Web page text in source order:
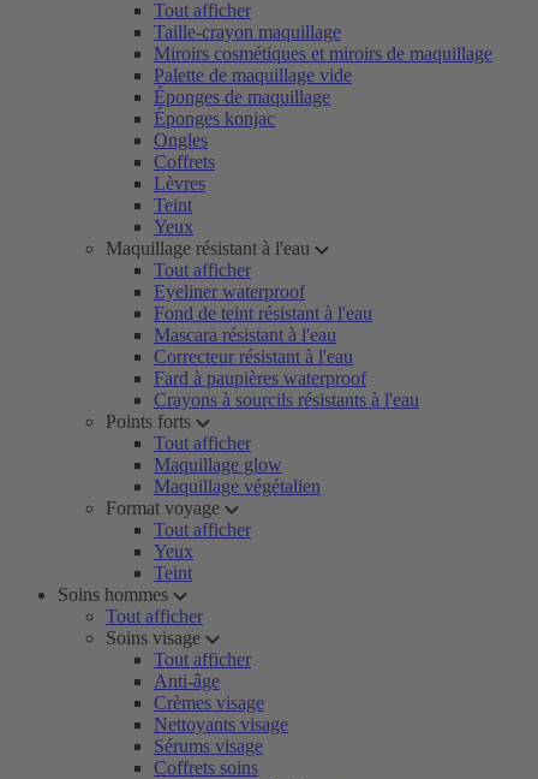
Tout afficher
Taille-crayon maquillage
Miroirs cosmétiques et miroirs de maquillage
Palette de maquillage vide
Éponges de maquillage
Éponges konjac
Ongles
Coffrets
Lèvres
Teint
Yeux
Maquillage résistant à l'eau
Tout afficher
Eyeliner waterproof
Fond de teint résistant à l'eau
Mascara résistant à l'eau
Correcteur résistant à l'eau
Fard à paupières waterproof
Crayons à sourcils résistants à l'eau
Points forts
Tout afficher
Maquillage glow
Maquillage végétalien
Format voyage
Tout afficher
Yeux
Teint
Soins hommes
Tout afficher
Soins visage
Tout afficher
Anti-âge
Crèmes visage
Nettoyants visage
Sérums visage
Coffrets soins